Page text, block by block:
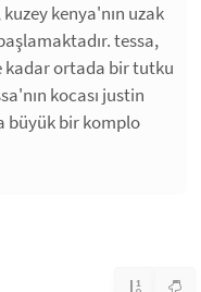
kenya'nın uzak
tessa,
kadar ortada bir tutku
kocası justin
büyük bir komplo